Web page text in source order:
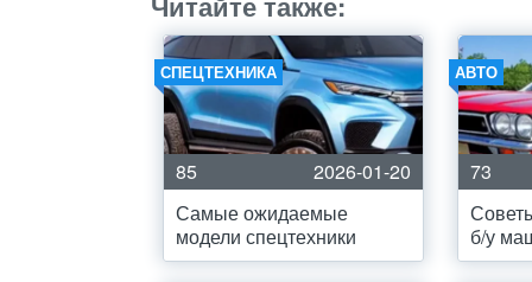
СПЕЦТЕХНИКА
85
2026-01-20
Самые ожидаемые
модели спецтехники
АВТО
73
б/у